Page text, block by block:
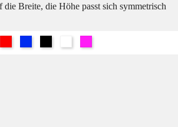
die Breite, die Höhe passt sich symmetrisch